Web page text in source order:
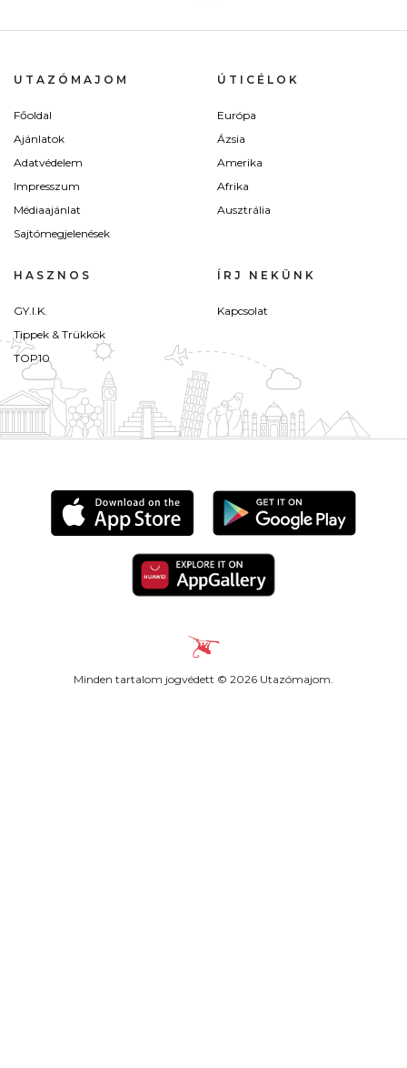
UTAZÓMAJOM
Főoldal
Ajánlatok
Adatvédelem
Impresszum
Médiaajánlat
Sajtómegjelenések
ÚTICÉLOK
Európa
Ázsia
Amerika
Afrika
Ausztrália
HASZNOS
GY.I.K.
Tippek & Trükkök
TOP10
ÍRJ NEKÜNK
Kapcsolat
Minden tartalom jogvédett © 2026 Utazómajom.